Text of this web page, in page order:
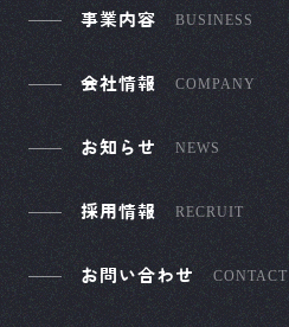
事業内容 BUSINESS
会社情報 COMPANY
お知らせ NEWS
採用情報 RECRUIT
お問い合わせ CONTACT